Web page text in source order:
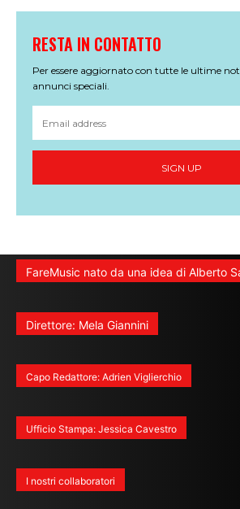
RESTA IN CONTATTO
Per essere aggiornato con tutte le ultime
annunci speciali.
SIGN UP
FareMusic nato da una idea di Alberto
Direttore: Mela Giannini
Capo Redattore: Adrien Viglierchio
Ufficio Stampa: Jessica Cavestro
I nostri collaboratori